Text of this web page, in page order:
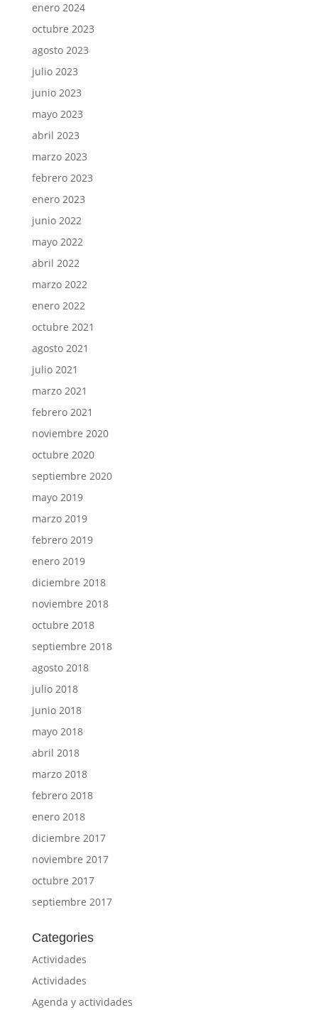
enero 2024
octubre 2023
agosto 2023
julio 2023
junio 2023
mayo 2023
abril 2023
marzo 2023
febrero 2023
enero 2023
junio 2022
mayo 2022
abril 2022
marzo 2022
enero 2022
octubre 2021
agosto 2021
julio 2021
marzo 2021
febrero 2021
noviembre 2020
octubre 2020
septiembre 2020
mayo 2019
marzo 2019
febrero 2019
enero 2019
diciembre 2018
noviembre 2018
octubre 2018
septiembre 2018
agosto 2018
julio 2018
junio 2018
mayo 2018
abril 2018
marzo 2018
febrero 2018
enero 2018
diciembre 2017
noviembre 2017
octubre 2017
septiembre 2017
Categories
Actividades
Actividades
Agenda y actividades